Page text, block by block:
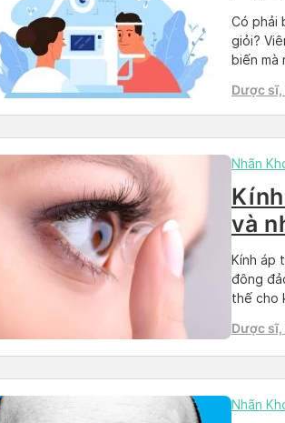
Có phải
giỏi?
biến mà
chuyên
Dược sĩ,
Nhãn
và
Kính áp
đông
thế cho
thông
Dược sĩ,
Nhãn